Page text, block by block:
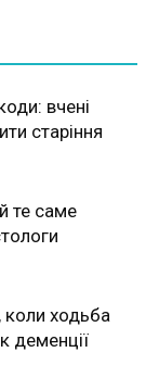
вчені
старіння
те саме
коли ходьба
деменції